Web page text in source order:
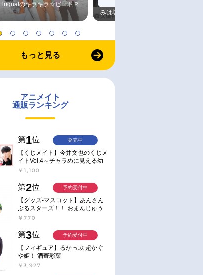
Trignalのキラキラ☆ビートＲ
みは塩だけ
もっと見る
アニメイト
通販ランキング
第1位
【くじメイト】今井文也のくじメ
イトVol.4～チャラめに見える幼
馴染、実は一途で独占欲が強いん
￥1,100
発売中
第2位
【グッズ-マスコット】あんさん
ぶるスターズ！！ おまんじゅう
にぎにぎマスコット ねくすと2
￥770
予約受付中
第3位
【フィギュア】るかっぷ 超かぐ
や姫！ 酒寄彩葉
￥3,927
予約受付中